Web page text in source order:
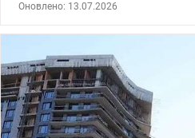
Оновлено: 13.07.2026